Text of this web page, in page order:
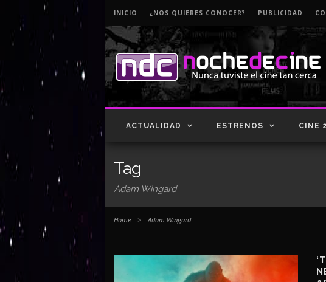
INICIO ¿NOS QUIERES CONOCER? PUBLICIDAD
ACTUALIDAD ESTRENOS CINE
Tag
Adam Wingard
Home > Adam Wingard